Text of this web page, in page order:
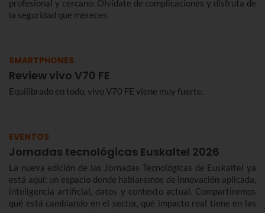
profesional y cercano. Olvídate de complicaciones y disfruta de
la seguridad que mereces.
SMARTPHONES
Review vivo V70 FE
Equilibrado en todo, vivo V70 FE viene muy fuerte.
EVENTOS
Jornadas tecnológicas Euskaltel 2026
La nueva edición de las Jornadas Tecnológicas de Euskaltel ya
está aquí: un espacio donde hablaremos de innovación aplicada,
inteligencia artificial, datos y contexto actual. Compartiremos
qué está cambiando en el sector, qué impacto real tiene en las